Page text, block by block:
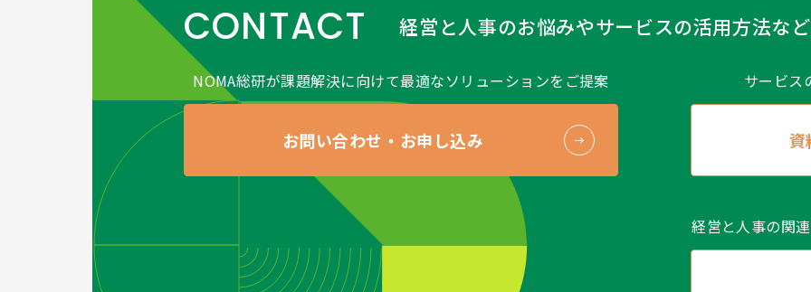
CONTACT 経営と人事のお悩みやサービスの活用方法など
NOMA総研が課題解決に向けて最適なソリューションをご提案
お問い合わせ・お申し込み
サービス
資
経営と人事の関連